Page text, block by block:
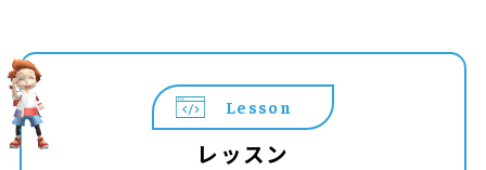
Lesson
レッスン